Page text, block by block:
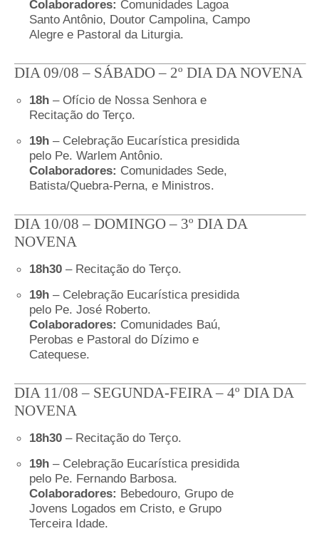
Colaboradores: Comunidades Lagoa
Santo Antônio, Doutor Campolina, Campo
Alegre e Pastoral da Liturgia.
DIA 09/08 – SÁBADO – 2º DIA DA NOVENA
18h– Ofício de Nossa Senhora e
Recitação do Terço.
19h– Celebração Eucarística presidida
pelo Pe. Warlem Antônio.
Colaboradores: Comunidades Sede,
Batista/Quebra-Perna, e Ministros.
DIA 10/08 – DOMINGO – 3º DIA DA
NOVENA
18h30– Recitação do Terço.
19h– Celebração Eucarística presidida
pelo Pe. José Roberto.
Colaboradores: Comunidades Baú,
Perobas e Pastoral do Dízimo e
Catequese.
DIA 11/08 – SEGUNDA-FEIRA – 4º DIA DA
NOVENA
18h30– Recitação do Terço.
19h– Celebração Eucarística presidida
pelo Pe. Fernando Barbosa.
Colaboradores: Bebedouro, Grupo de
Jovens Logados em Cristo, e Grupo
Terceira Idade.